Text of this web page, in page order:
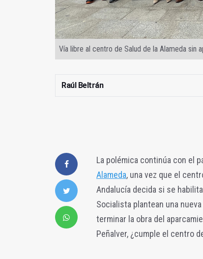
Vía libre al centro de Salud de la Alameda sin
Raúl Beltrán
La polémica continúa con el
Alameda, una vez que el
Andalucía decida si se
Socialista plantean una
terminar la obra del
Peñalver, ¿cumple el centro